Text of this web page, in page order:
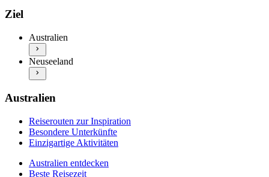
Flüge und Zwischenstopps
Autofahren in Australien
Praktische Informationen
Mehr Info & Inspiration
Einzigartige Aktivitäten
Neuseeland entdecken
Beste Reisezeit
Flüge und Zwischenstopps
Praktische Informationen
Ziel
Australien
Neuseeland
Australien
Reiserouten zur Inspiration
Besondere Unterkünfte
Einzigartige Aktivitäten
Australien entdecken
Beste Reisezeit